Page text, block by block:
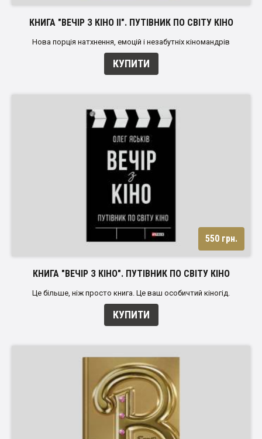
КНИГА "ВЕЧІР З КІНО ІІ". ПУТІВНИК ПО СВІТУ КІНО
Нова порція натхнення, емоцій і незабутніх кіномандрів
КУПИТИ
550 грн.
КНИГА "ВЕЧІР З КІНО". ПУТІВНИК ПО СВІТУ КІНО
Це більше, ніж просто книга. Це ваш особичтий кіногід.
КУПИТИ